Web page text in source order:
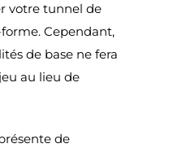
votre tunnel de
Cependant,
de base ne fera
au lieu de
de